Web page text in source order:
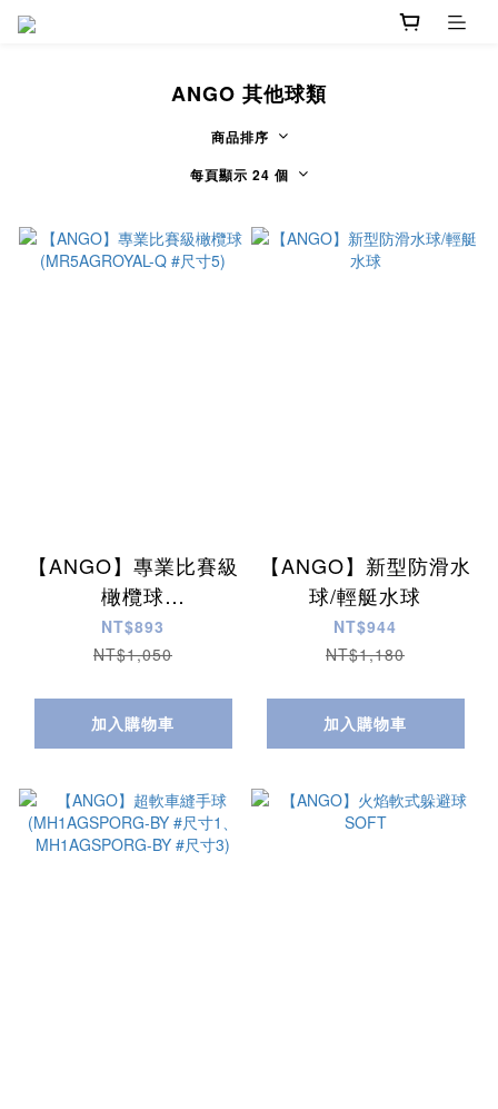
ANGO 其他球類
商品排序
每頁顯示 24 個
【ANGO】專業比賽級
橄欖球
(MR5AGROYAL-Q #
尺寸5)
NT$893
NT$1,050
加入購物車
【ANGO】新型防滑水
球/輕艇水球
NT$944
NT$1,180
加入購物車